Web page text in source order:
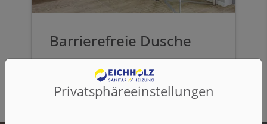
Barrierefreie Dusche
Privatsphäre­einstellungen